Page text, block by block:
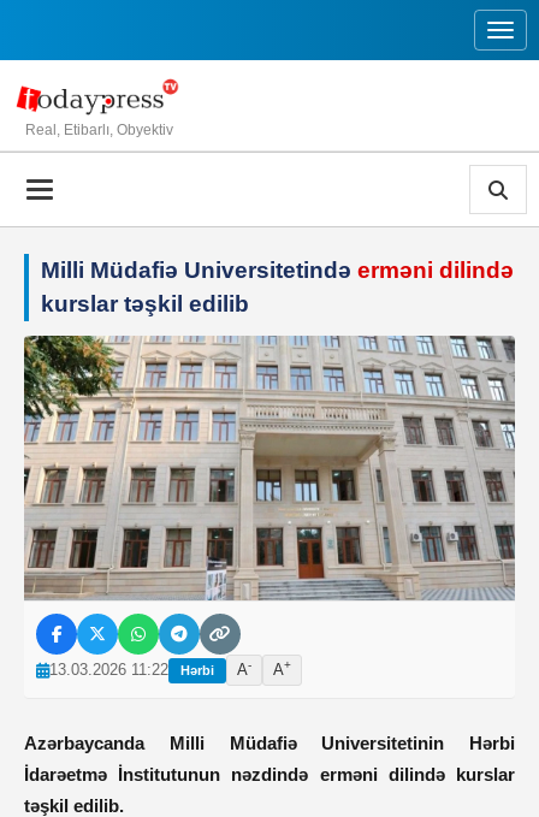
Real, Etibarlı, Obyektiv
Milli Müdafiə Universitetində erməni dilində
kurslar təşkil edilib
13.03.2026 11:22 Hərbi A- A+
Azərbaycanda Milli Müdafiə Universitetinin Hərbi
İdarəetmə İnstitutunun nəzdində erməni dilində kurslar
təşkil edilib.